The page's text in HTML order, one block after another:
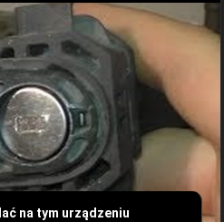
na tym urządzeniu